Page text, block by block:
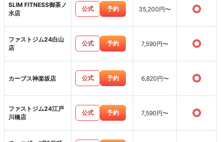
SLIM FITNESS御茶ノ
水店
公式 予約 35,200円〜 ○
ファストジム24白山
店
公式 予約 7,590円〜 ○
カーブス神楽坂店 公式 予約 6,820円〜 ○
ファストジム24江戸
川橋店
公式 予約 7,590円〜 ○